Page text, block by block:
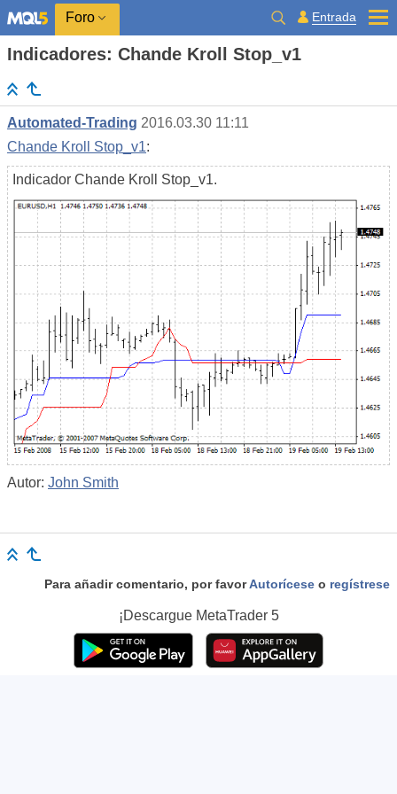
Foro Entrada
Indicadores: Chande Kroll Stop_v1
Automated-Trading 2016.03.30 11:11
Chande Kroll Stop_v1:
Indicador Chande Kroll Stop_v1.
Autor: John Smith
Para añadir comentario, por favorAutorícese o regístrese
¡Descargue MetaTrader 5